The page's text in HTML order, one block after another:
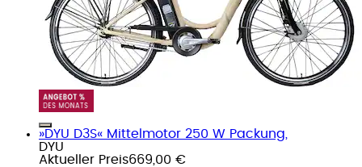
»DYU D3S« Mittelmotor 250 W Packung,
DYU
Aktueller Preis669,00 €